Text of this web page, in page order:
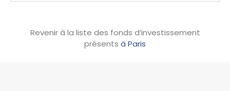
Revenir à la liste des fonds d’investissement
présents à Paris